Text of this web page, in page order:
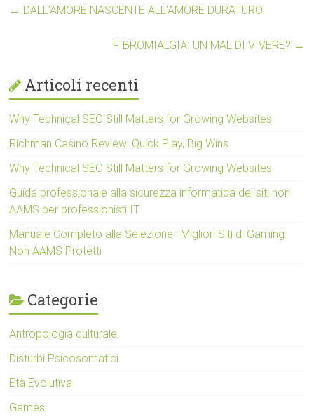
← DALL’AMORE NASCENTE ALL’AMORE DURATURO
FIBROMIALGIA. UN MAL DI VIVERE? →
Articoli recenti
Why Technical SEO Still Matters for Growing Websites
Richman Casino Review: Quick Play, Big Wins
Why Technical SEO Still Matters for Growing Websites
Guida professionale alla sicurezza informatica dei siti non
AAMS per professionisti IT
Manuale Completo alla Selezione i Migliori Siti di Gaming
Non AAMS Protetti
Categorie
Antropologia culturale
Disturbi Psicosomatici
Età Evolutiva
Games